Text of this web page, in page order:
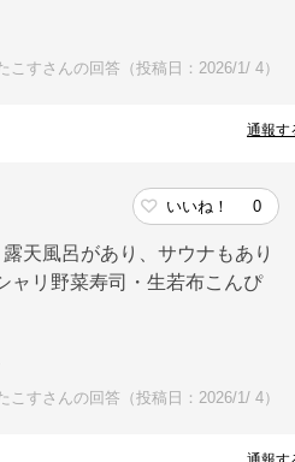
こすさんの回答（投稿日：2026/1/ 4）
通報す
いいね！ 0
天風呂があり、サウナもあり
ャリ野菜寿司・生若布こんぴ
こすさんの回答（投稿日：2026/1/ 4）